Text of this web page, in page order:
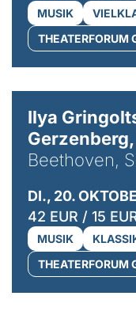
MUSIK
THEATERFORUM
Ilya
Beethoven,
DI., 20.
42 EUR / 15
MUSIK
THEATERFORUM